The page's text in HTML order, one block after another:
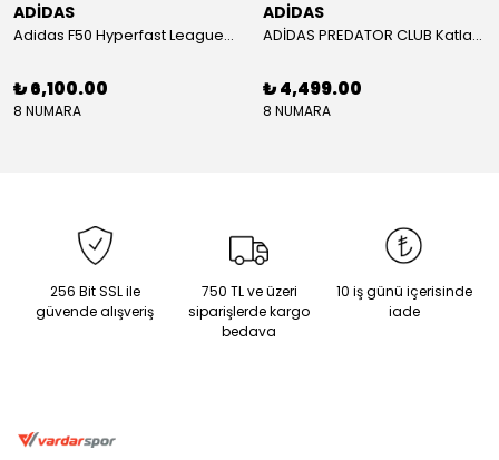
ADİDAS
Adidas F50 Hyperfast League Mid Erkek Krampon (IH7090)
₺ 6,100.00
8 NUMARA
ADİDAS
ADİDAS PREDATOR CLUB Katlanır Dilli Çim Saha/Çoklu Zemin Kramponu JR3330
₺ 4,499.00
8 NUMARA
256 Bit SSL ile
güvende alışveriş
750 TL ve üzeri
siparişlerde kargo
bedava
10 iş günü içerisinde
iade